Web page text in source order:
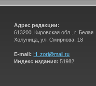
Адрес редакции:
613200, Кировская обл., г. Белая
Холуница, ул. Смирнова, 18
E-mail: H_zori@mail.ru
Индекс издания: 51982